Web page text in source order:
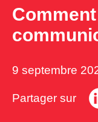
9 septembre
Partager sur